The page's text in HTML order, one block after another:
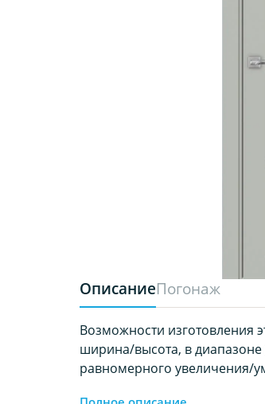
ОписаниеПогонаж
Возможности изготовления
ширина/высота, в диапазоне
равномерного увеличения/